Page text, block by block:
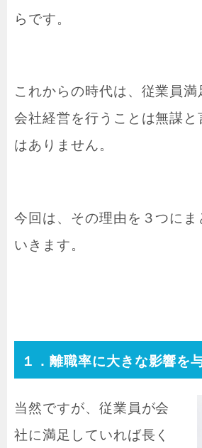
らです。
これからの時代は、従業員満
会社経営を行うことは無謀
はありません。
今回は、その理由を３つにま
いきます。
１．離職率に大きな影響を
当然ですが、従業員が会
社に満足していれば長く